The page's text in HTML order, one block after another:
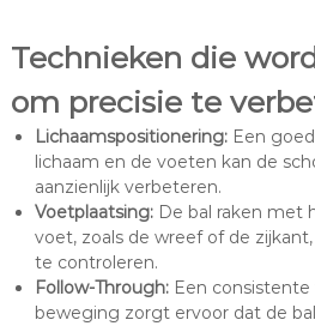
Technieken die
om precisie te
Lichaamspositionering:Een
lichaam en de voeten kan de
aanzienlijk verbeteren.
Voetplaatsing:De bal raken met
voet, zoals de wreef of de
te controleren.
Follow-Through:Een consistente
beweging zorgt ervoor dat de